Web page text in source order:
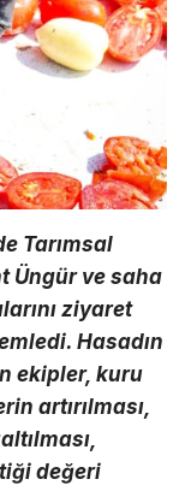
Tarımsal
Üngür ve saha
ziyaret
Hasadın
ekipler, kuru
artırılması,
değeri